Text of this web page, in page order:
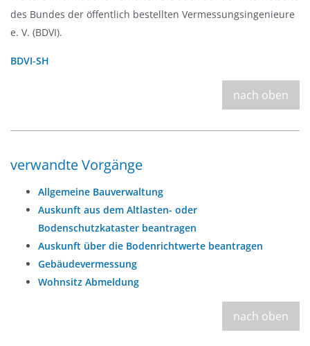
des Bundes der öffentlich bestellten Vermessungsingenieure
e. V. (BDVI).
BDVI-SH
nach oben
verwandte Vorgänge
Allgemeine Bauverwaltung
Auskunft aus dem Altlasten- oder
Bodenschutzkataster beantragen
Auskunft über die Bodenrichtwerte beantragen
Gebäudevermessung
Wohnsitz Abmeldung
nach oben